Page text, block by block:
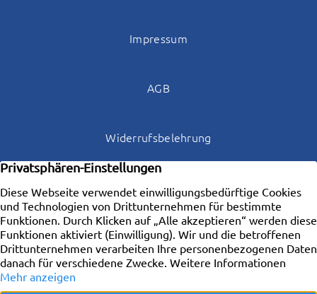
Impressum
AGB
Widerrufsbelehrung
Datenschutz
Kontakt